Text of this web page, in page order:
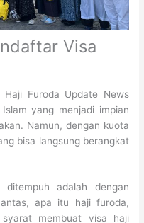
Visa
Furoda Update News
yang menjadi impian
Namun, dengan kuota
bisa langsung berangkat
adalah dengan
apa itu haji furoda,
membuat visa haji